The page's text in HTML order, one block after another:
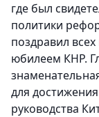
где был
политики
поздравил
юбилеем КНР.
для
руководства